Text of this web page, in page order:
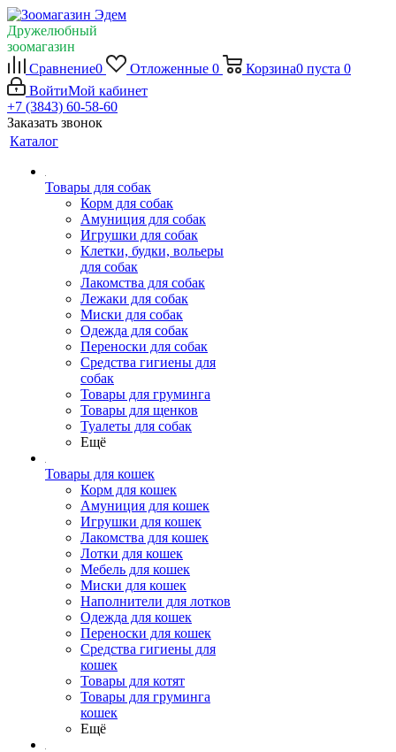
Дружелюбный
зоомагазин
Сравнение0 Отложенные 0 Корзина0 пуста 0
ВойтиМой кабинет
+7 (3843) 60-58-60
Заказать звонок
Каталог
Товары для собак
Корм для собак
Амуниция для собак
Игрушки для собак
Клетки, будки, вольеры
для собак
Лакомства для собак
Лежаки для собак
Миски для собак
Одежда для собак
Переноски для собак
Средства гигиены для
собак
Товары для груминга
Товары для щенков
Туалеты для собак
Ещё
Товары для кошек
Корм для кошек
Амуниция для кошек
Игрушки для кошек
Лакомства для кошек
Лотки для кошек
Мебель для кошек
Миски для кошек
Наполнители для лотков
Одежда для кошек
Переноски для кошек
Средства гигиены для
кошек
Товары для котят
Товары для груминга
кошек
Ещё